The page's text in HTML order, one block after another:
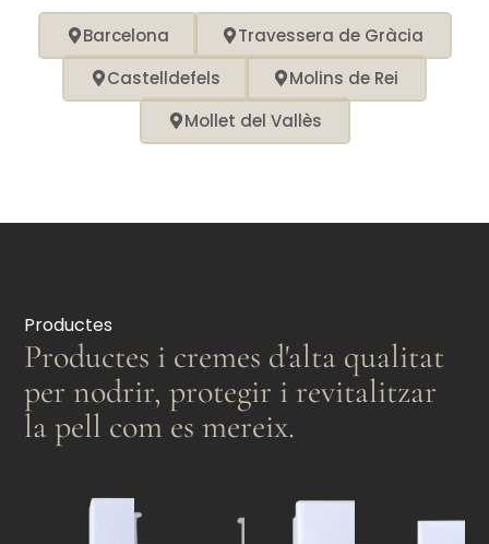
Barcelona
Travessera de Gràcia
Castelldefels
Molins de Rei
Mollet del Vallès
Productes
Productes i cremes d'alta qualitat
per nodrir, protegir i revitalitzar
la pell com es mereix.